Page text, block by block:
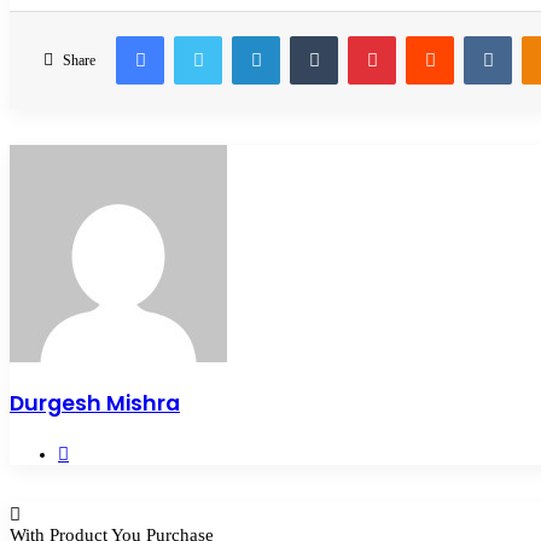
Share
FacebookTwitter LinkedInTumblrPinterestReddit
Durgesh Mishra
With Product You Purchase